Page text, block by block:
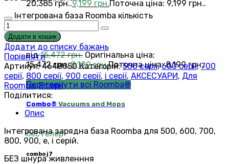
20,385 грн..9,199 грн.Поточна ціна: 9,199 грн..
серія i3
від15,472грн. Оригінальна ціна:
15,472 грн..8,199грн.Поточна ціна: 8,199 грн..
Переглянути всі Roomba®
Combo® Vacuums and Mops
бестелер
combo j7
Інтегрована база Roomba кількість
Додати в кошик
Додати до списку бажань
Порівняти
Артикул:4648050Категорій:500 серії,600 серії,700
серії, 800 серії, 900 серії, i серії, АКСЕСУАРИ, Для
Roomba,Е серії
Поділитися:
Опис
Інтегрована зарядна база Roomba для 500, 600, 700,
800, 900, e, i серій.
БЕЗ шнура живленння